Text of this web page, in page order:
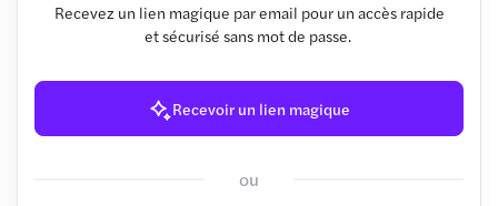
Recevez un lien magique par email pour un accès rapide
et sécurisé sans mot de passe.
Recevoir un lien magique
ou